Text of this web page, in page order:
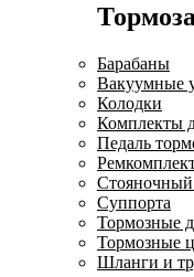
Тормоза
Барабаны
Вакуумные
Колодки
Комплекты
Педаль
Стояночный
Суппорта
Тормозные
Тормозные
Шланги и